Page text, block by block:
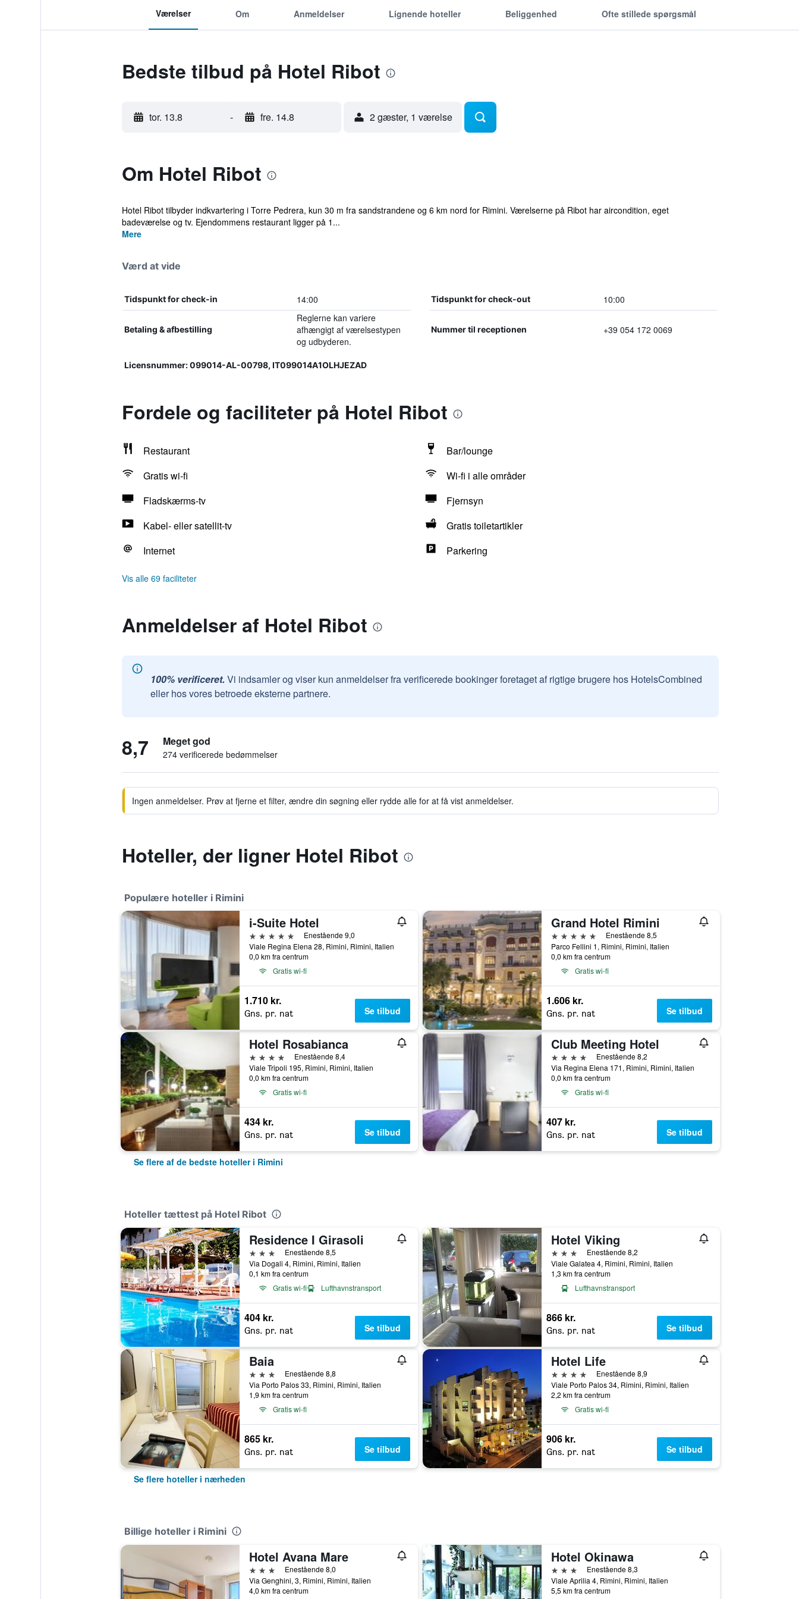
Værelser Om Anmeldelser Lignende hoteller Beliggenhed Ofte stillede spørgsmål
Bedste tilbud på Hotel Ribot
tor. 13.8 - fre. 14.8 2 gæster, 1 værelse
Om Hotel Ribot
Hotel Ribot tilbyder indkvartering i Torre Pedrera, kun 30 m fra sandstrandene og 6 km nord for Rimini. Værelserne på Ribot har aircondition, eget
badeværelse og tv. Ejendommens restaurant ligger på 1...
Mere
Værd at vide
Tidspunkt for check-in 14:00 Tidspunkt for check-out 10:00
Betaling & afbestilling
Reglerne kan variere
afhængigt af værelsestypen
og udbyderen.
Nummer til receptionen +39 054 172 0069
Licensnummer: 099014-AL-00798, IT099014A1OLHJEZAD
Fordele og faciliteter på Hotel Ribot
Restaurant
Bar/lounge
Gratis wi-fi
Wi-fi i alle områder
Fladskærms-tv
Fjernsyn
Kabel- eller satellit-tv
Gratis toiletartikler
Internet
Parkering
Vis alle 69 faciliteter
Anmeldelser af Hotel Ribot
100% verificeret. Vi indsamler og viser kun anmeldelser fra verificerede bookinger foretaget af rigtige brugere hos HotelsCombined
eller hos vores betroede eksterne partnere.
8,7 Meget god
274 verificerede bedømmelser
Ingen anmeldelser. Prøv at fjerne et filter, ændre din søgning eller rydde alle for at få vist anmeldelser.
Hoteller, der ligner Hotel Ribot
Populære hoteller i Rimini
i-Suite Hotel
5 stjerner
Enestående 9,0
Viale Regina Elena 28, Rimini, Rimini, Italien
0,0 km fra centrum
Gratis wi-fi
1.710 kr.
Gns. pr. nat Se tilbud
Grand Hotel Rimini
5 stjerner
Enestående 8,5
Parco Fellini 1, Rimini, Rimini, Italien
0,0 km fra centrum
Gratis wi-fi
1.606 kr.
Gns. pr. nat Se tilbud
Hotel Rosabianca
4 stjerner
Enestående 8,4
Viale Tripoli 195, Rimini, Rimini, Italien
0,0 km fra centrum
Gratis wi-fi
434 kr.
Gns. pr. nat Se tilbud
Club Meeting Hotel
4 stjerner
Enestående 8,2
Via Regina Elena 171, Rimini, Rimini, Italien
0,0 km fra centrum
Gratis wi-fi
407 kr.
Gns. pr. nat Se tilbud
Se flere af de bedste hoteller i Rimini
Hoteller tættest på Hotel Ribot
Residence I Girasoli
3 stjernerEnestående 8,5
Via Dogali 4, Rimini, Rimini, Italien
0,1 km fra centrum
Gratis wi-fi
Lufthavnstransport
404 kr.
Gns. pr. nat Se tilbud
Hotel Viking
3 stjernerEnestående 8,2
Viale Galatea 4, Rimini, Rimini, Italien
1,3 km fra centrum
Lufthavnstransport
866 kr.
Gns. pr. nat Se tilbud
Baia
3 stjernerEnestående 8,8
Via Porto Palos 33, Rimini, Rimini, Italien
1,9 km fra centrum
Gratis wi-fi
865 kr.
Gns. pr. nat Se tilbud
Hotel Life
4 stjerner
Enestående 8,9
Viale Porto Palos 34, Rimini, Rimini, Italien
2,2 km fra centrum
Gratis wi-fi
906 kr.
Gns. pr. nat Se tilbud
Se flere hoteller i nærheden
Billige hoteller i Rimini
Hotel Avana Mare
3 stjernerEnestående 8,0
Via Genghini, 3, Rimini, Rimini, Italien
4,0 km fra centrum
Hotel Okinawa
3 stjernerEnestående 8,3
Viale Aprilia 4, Rimini, Rimini, Italien
5,5 km fra centrum